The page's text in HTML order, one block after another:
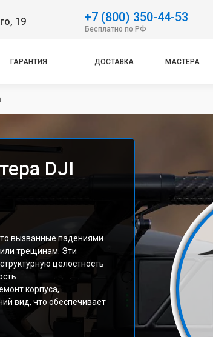
19 +7 (800) 350-44-53
Бесплатно по РФ
ГАРАНТИЯ ДОСТАВКА МАСТЕРА
DJI
вызванные падениями
трещинам. Эти
целостность
корпуса,
вид, что обеспечивает